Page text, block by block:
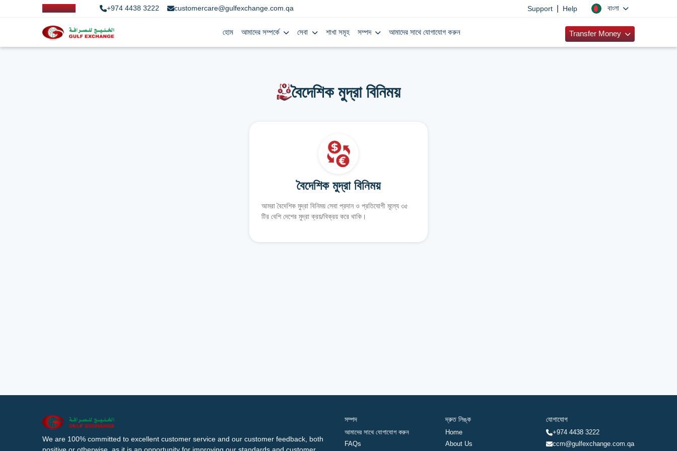
+974 4438 3222 customercare@gulfexchange.com.qa Support Help বাংলা
হোম আমাদের সম্পর্কে সেবা শাখা সমূহ সম্পদ আমাদের সাথে যোগাযোগ করুন Transfer Money
বৈদেশিক মুদ্রা বিনিময়
বৈদেশিক মুদ্রা বিনিময়
আমরা বৈদেশিক মুদ্রা বিনিময় সেবা প্রদান ও প্রতিযোগী মূল্যে ৩৫
টির বেশি দেশের মুদ্রা ক্রয়/বিক্রয় করে থাকি।
We are 100% committed to excellent customer service and our customer feedback, both
সম্পদ
আমাদের সাথে যোগাযোগ করুন
FAQs
দ্রুত লিঙ্ক
Home
About Us
যোগাযোগ
+974 4438 3222
ccm@gulfexchange.com.qa